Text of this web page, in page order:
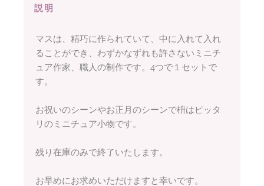
説明
マスは、精巧に作られていて、中に入れて入れ
ることができ、わずかなずれも許さないミニチ
ュア作家、職人の制作です。4つで１セットで
す。
お祝いのシーンやお正月のシーンで枡はピッタ
リのミニチュア小物です。
残り在庫のみで終了いたします。
お早めにお求めいただけますと幸いです。